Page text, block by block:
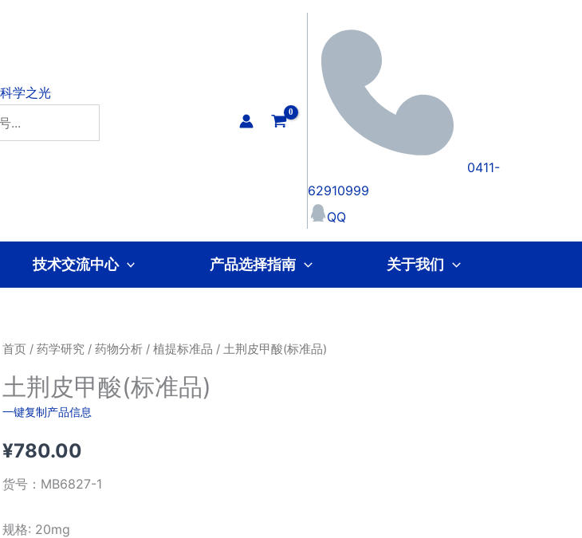
0411-
62910999
QQ
技术交流中心 产品选择指南 关于我们
首页/ 药学研究/ 药物分析/ 植提标准品 / 土荆皮甲酸(标准品)
土荆皮甲酸(标准品)
一键复制产品信息
¥780.00
货号： MB6827-1
规格: 20mg